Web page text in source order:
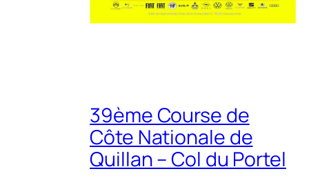
39ème Course de
Côte Nationale de
Quillan – Col du Portel